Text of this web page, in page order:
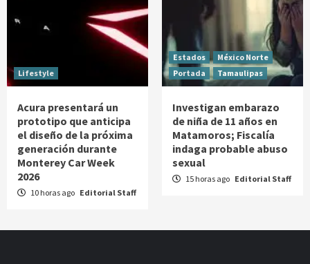
Lifestyle
Acura presentará un
prototipo que anticipa
el diseño de la próxima
generación durante
Monterey Car Week
2026
10 horas ago Editorial Staff
Estados
México Norte
Portada
Tamaulipas
Investigan embarazo
de niña de 11 años en
Matamoros; Fiscalía
indaga probable abuso
sexual
15 horas ago Editorial Staff